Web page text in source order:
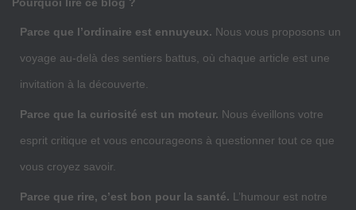
Parce que l’ordinaire est ennuyeux. Nous vous proposons un
voyage au-delà des sentiers battus, où chaque article est une
invitation à la découverte.
Parce que la curiosité est un moteur. Nous éveillons votre
esprit critique et vous encourageons à questionner tout ce que
vous croyez savoir.
Parce que rire, c’est bon pour la santé. L’humour est notre